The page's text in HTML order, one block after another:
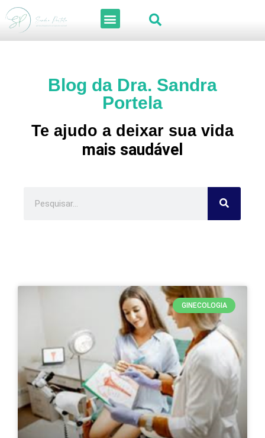
Blog da Dra. Sandra
Portela
Te ajudo a deixar sua vida
mais saudável
GINECOLOGIA